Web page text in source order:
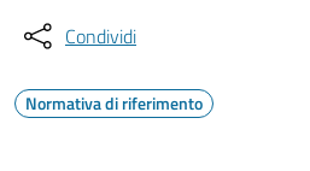
Condividi
Normativa di riferimento